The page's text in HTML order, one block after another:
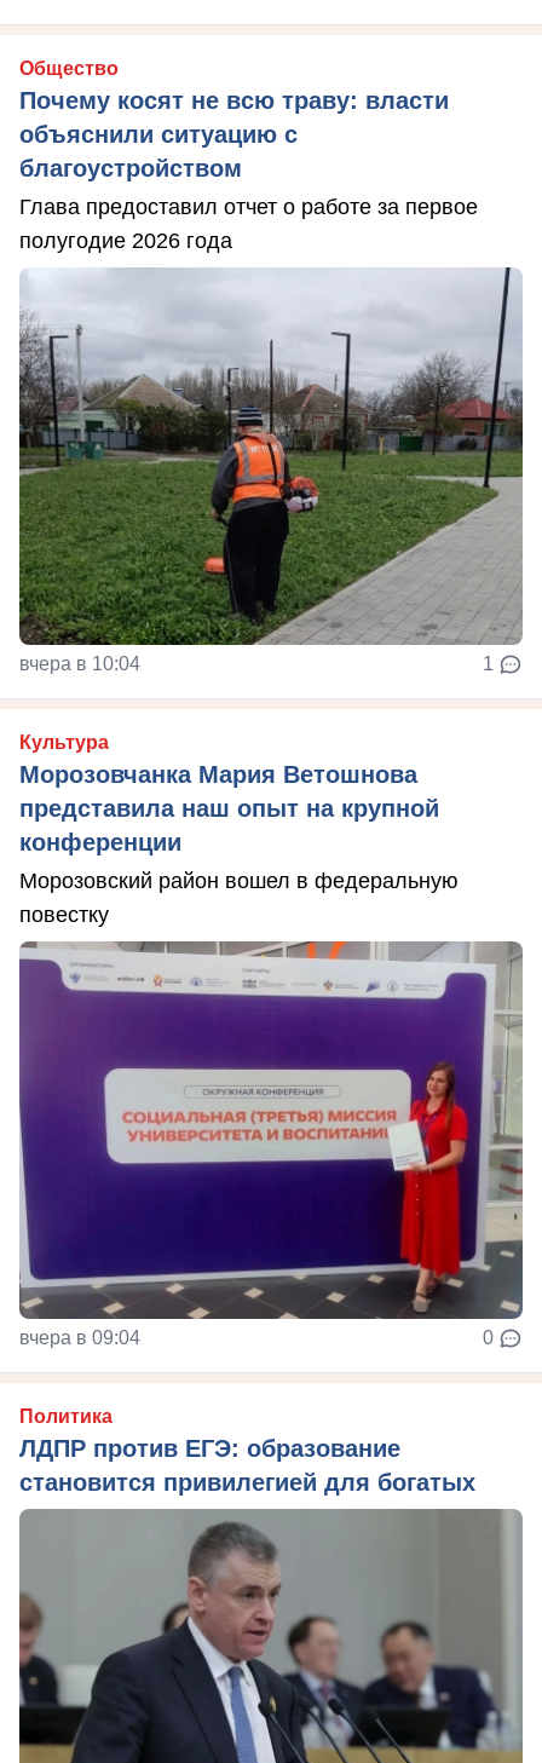
Общество
Почему косят не всю траву: власти
объяснили ситуацию с
благоустройством
Глава предоставил отчет о работе за первое
полугодие 2026 года
вчера в 10:04 1
Культура
Морозовчанка Мария Ветошнова
представила наш опыт на крупной
конференции
Морозовский район вошел в федеральную
повестку
вчера в 09:04 0
Политика
ЛДПР против ЕГЭ: образование
становится привилегией для богатых